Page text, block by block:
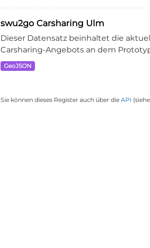
swu2go Carsharing Ulm
Dieser Datensatz beinhaltet die
Carsharing-Angebots an dem
GeoJSON
Sie können dieses Register auch über die API (siehe